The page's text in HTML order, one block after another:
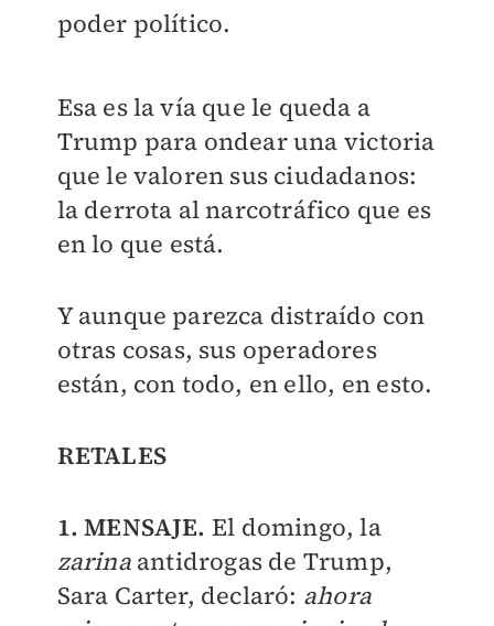
poder político.
Esa es la vía que le queda a
Trump para ondear una victoria
que le valoren sus ciudadanos:
la derrota al narcotráfico que es
en lo que está.
Y aunque parezca distraído con
otras cosas, sus operadores
están, con todo, en ello, en esto.
RETALES
1. MENSAJE. El domingo, la
zarina antidrogas de Trump,
Sara Carter, declaró: ahora